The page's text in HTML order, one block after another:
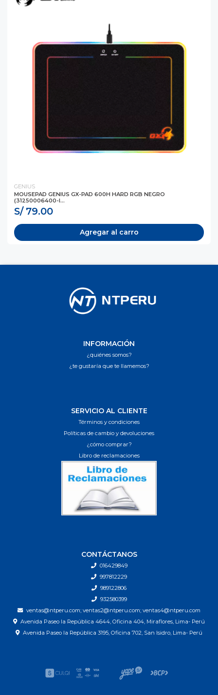
GENIUS
MOUSEPAD GENIUS GX-PAD 600H HARD RGB NEGRO
(31250006400-I...
S/ 79.00
Agregar al carro
INFORMACIÓN
¿quiénes somos?
¿te gustaría que te llamemos?
SERVICIO AL CLIENTE
Términos y condiciones
Políticas de cambio y devoluciones
¿cómo comprar?
Libro de reclamaciones
CONTÁCTANOS
016429849
997812229
989122806
932580399
ventas@ntperu.com; ventas2@ntperu.com; ventas4@ntperu.com
Avenida Paseo la República 4644, Oficina 404, Miraflores, Lima- Perú
Avenida Paseo la República 3195, Oficina 702, San Isidro, Lima- Perú